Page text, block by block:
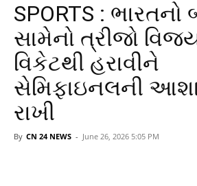
SPORTS : ભારતનો
સામેનો ત્રીજો
વિકેટથી હરાવીને
સેમિફાઇનલની
રાખી
By CN 24 NEWS - June 26, 2026 5:05 PM